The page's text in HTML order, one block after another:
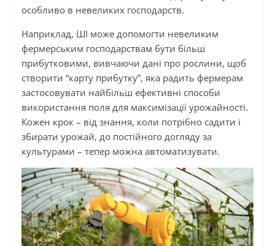
особливо в невеликих господарств.
Наприклад, ШІ може допомогти невеликим
фермерським господарствам бути більш
прибутковими, вивчаючи дані про рослини, щоб
створити “карту прибутку”, яка радить фермерам
застосовувати найбільш ефективні способи
використання поля для максимізації урожайності.
Кожен крок – від знання, коли потрібно садити і
збирати урожай, до постійного догляду за
культурами – тепер можна автоматизувати.